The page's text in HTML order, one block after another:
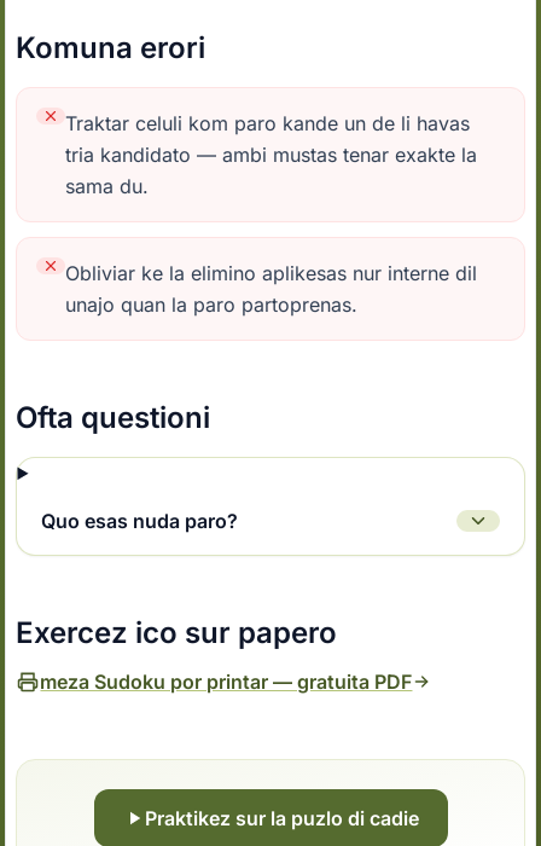
Komuna erori
Traktar celuli kom paro kande un de li havas
tria kandidato — ambi mustas tenar exakte la
sama du.
Obliviar ke la elimino aplikesas nur interne dil
unajo quan la paro partoprenas.
Ofta questioni
Quo esas nuda paro?
Exercez ico sur papero
meza Sudoku por printar — gratuita PDF
Praktikez sur la puzlo di cadie